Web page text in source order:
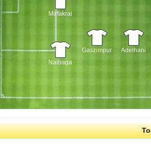
Mirfakrai
Naibaga
Gaszimpur Adelhani